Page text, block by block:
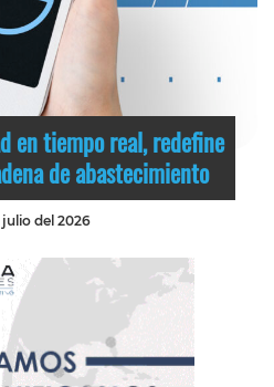
en tiempo real, redefine
de abastecimiento
julio del 2026